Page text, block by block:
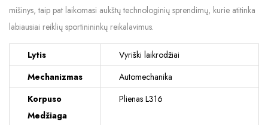
mišinys, taip pat laikomasi aukštų technologinių sprendimų, kurie atitinka
labiausiai reiklių sportinininkų reikalavimus.
Lytis
Vyriški laikrodžiai
Mechanizmas
Automechanika
Korpuso
Medžiaga
Plienas L316